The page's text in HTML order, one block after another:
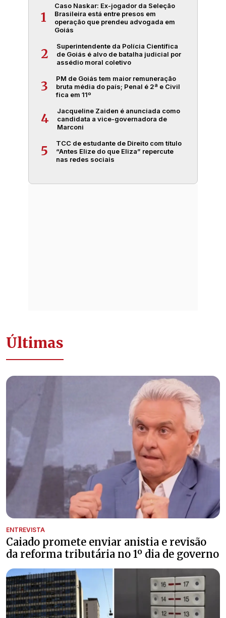
1
Caso Naskar: Ex-jogador da Seleção
Brasileira está entre presos em
operação que prendeu advogada em
Goiás
2
Superintendente da Polícia Científica
de Goiás é alvo de batalha judicial por
assédio moral coletivo
3
PM de Goiás tem maior remuneração
bruta média do país; Penal é 2ª e Civil
fica em 11º
4
Jacqueline Zaiden é anunciada como
candidata a vice-governadora de
Marconi
5
TCC de estudante de Direito com título
“Antes Elize do que Eliza” repercute
nas redes sociais
Últimas
ENTREVISTA
Caiado promete enviar anistia e revisão
da reforma tributária no 1º dia de governo